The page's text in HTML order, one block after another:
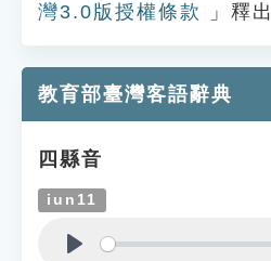
灣3.0版授權條款
」釋出
教育部臺灣客語辭典
四縣音
iun11